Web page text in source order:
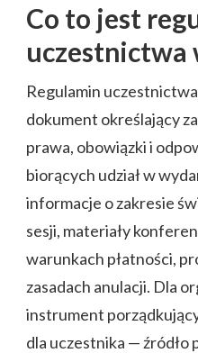
Co to jest
uczestnictwa
Regulamin
dokument określający
prawa, obowiązki i
biorących udział w
informacje o zakresie
sesji, materiały
warunkach płatności,
zasadach anulacji. Dla
instrument
dla uczestnika — źródło